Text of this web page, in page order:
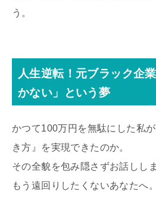
う。
人生逆転！元ブラック企
かない」という夢
かつて100万円を無駄にした私
き方』を実現できたのか。
その全貌を包み隠さずお話ししま
もう遠回りしたくないあなたへ。